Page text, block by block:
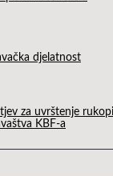
djelatnost
za uvrštenje
KBF-a